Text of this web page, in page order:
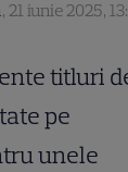
, 21 iunie 2025,
titluri
pe
unele